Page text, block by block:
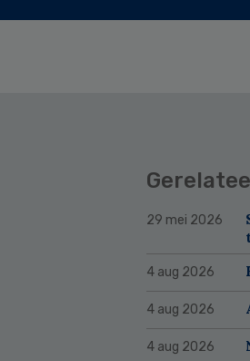
29 mei 2026
4 aug 2026
4 aug 2026
4 aug 2026